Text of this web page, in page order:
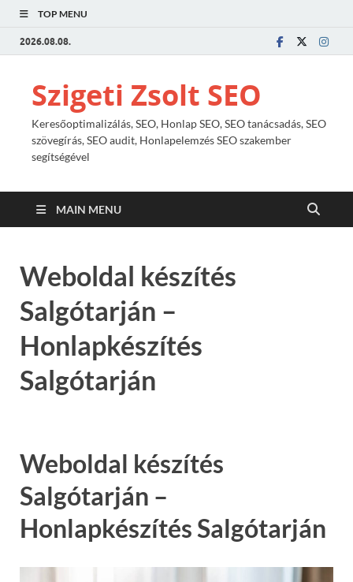
TOP MENU
2026.08.08.
Szigeti Zsolt SEO
Keresőoptimalizálás, SEO, Honlap SEO, SEO tanácsadás, SEO
szövegírás, SEO audit, Honlapelemzés SEO szakember
segítségével
MAIN MENU
Weboldal készítés
Salgótarján –
Honlapkészítés
Salgótarján
Weboldal készítés
Salgótarján –
Honlapkészítés Salgótarján